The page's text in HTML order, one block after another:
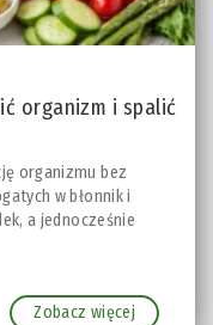
organizm i spalić
organizmu bez
w błonnik i
a jednocześnie
Zobacz więcej